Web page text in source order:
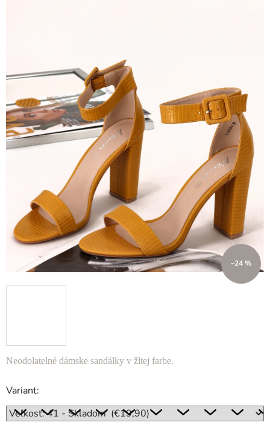
Neodolatelné dámske sandálky v žltej farbe.
Variant:
–24 %